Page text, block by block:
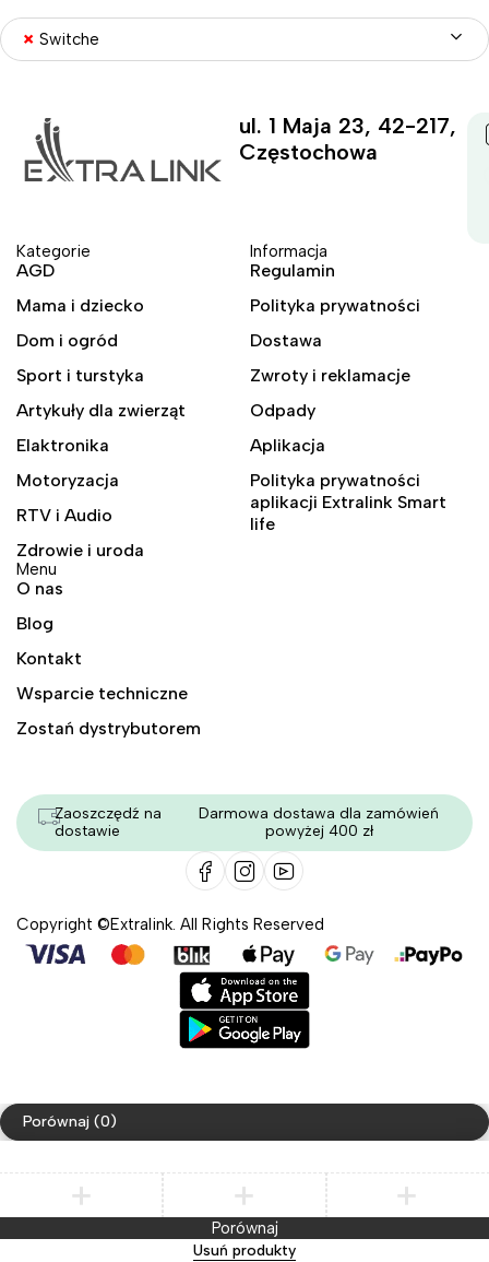
× Switche
ul. 1 Maja 23, 42-217,
Częstochowa
Kategorie
AGD
Mama i dziecko
Dom i ogród
Sport i turstyka
Artykuły dla zwierząt
Elaktronika
Motoryzacja
RTV i Audio
Zdrowie i uroda
Informacja
Regulamin
Polityka prywatności
Dostawa
Zwroty i reklamacje
Odpady
Aplikacja
Polityka prywatności
aplikacji Extralink Smart
life
Menu
O nas
Blog
Kontakt
Wsparcie techniczne
Zostań dystrybutorem
Zaoszczędź na
dostawie
Darmowa dostawa dla zamówień
powyżej 400 zł
Copyright ©Extralink. All Rights Reserved
Porównaj (0)
Porównaj
Usuń produkty